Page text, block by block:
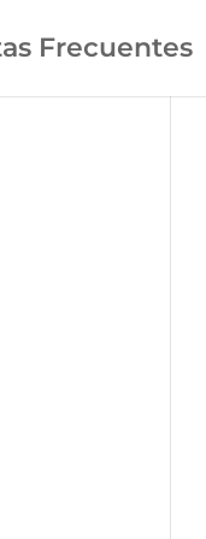
Frecuentes